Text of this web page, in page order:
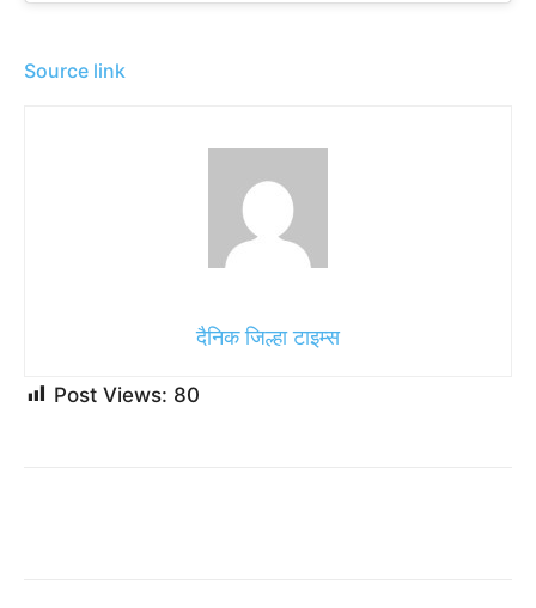
Source link
दैनिक जिल्हा टाइम्स
Post Views: 80